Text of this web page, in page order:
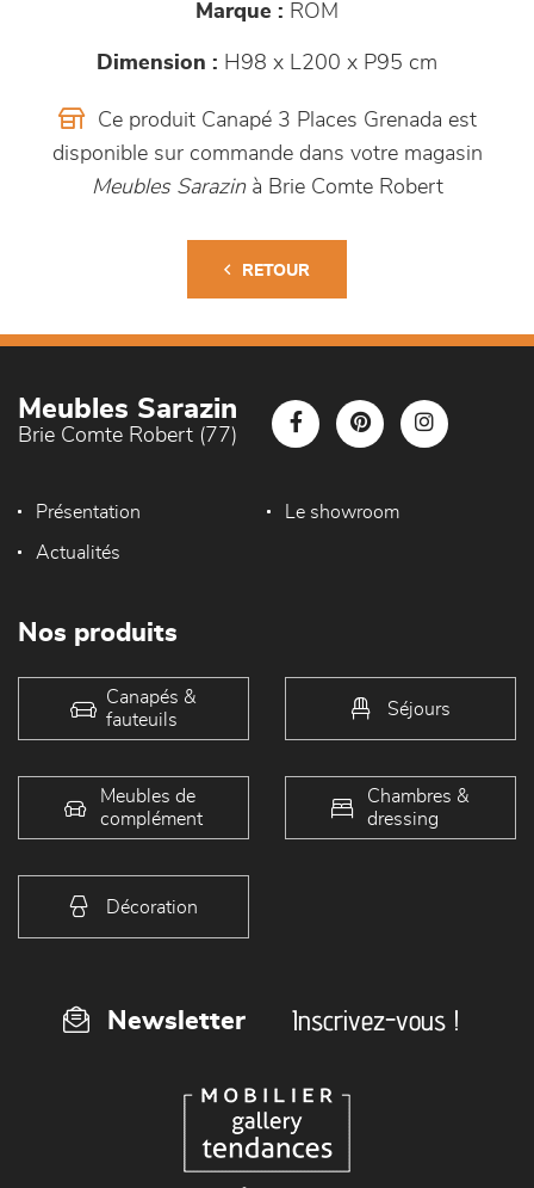
Marque : ROM
Dimension : H98 x L200 x P95 cm
Ce produit Canapé 3 Places Grenada est
disponible sur commande dans votre magasin
Meubles Sarazinà Brie Comte Robert
RETOUR
Meubles Sarazin
Brie Comte Robert (77)
Présentation Le showroom
Actualités
Nos produits
Canapés &
fauteuils
Séjours
Meubles de
complément
Chambres &
dressing
Décoration
Newsletter Inscrivez-vous !